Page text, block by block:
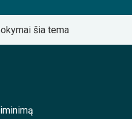
šia tema